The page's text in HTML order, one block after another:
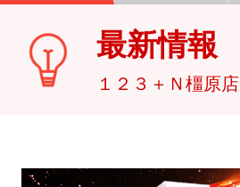
最新情報
１２３＋Ｎ橿原店